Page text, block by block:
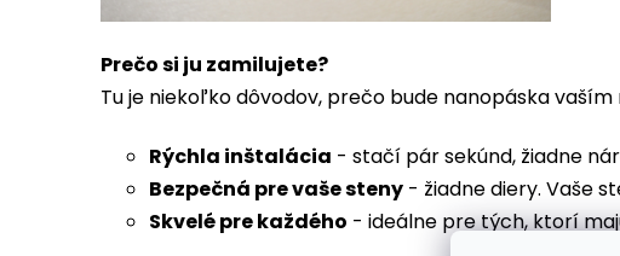
Prečo si ju zamilujete?
Tu je niekoľko dôvodov, prečo bude nanopáska
Rýchla inštalácia - stačí pár sekúnd, žiadne
Bezpečná pre vaše steny - žiadne diery. Vaše
Skvelé pre každého - ideálne pre tých, ktorí